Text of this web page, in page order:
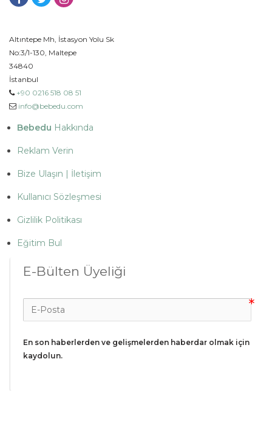
Altıntepe Mh, İstasyon Yolu Sk
No:3/1-130, Maltepe
34840
İstanbul
+90 0216 518 08 51
info@bebedu.com
Bebedu Hakkında
Reklam Verin
Bize Ulaşın | İletişim
Kullanıcı Sözleşmesi
Gizlilik Politikası
Eğitim Bul
E-Bülten Üyeliği
En son haberlerden ve gelişmelerden haberdar olmak için
kaydolun.